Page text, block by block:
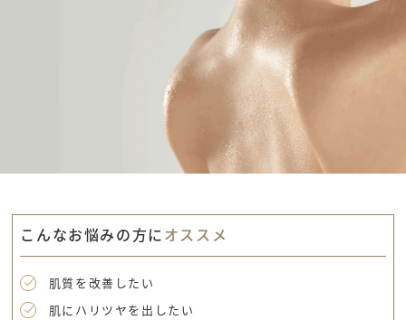
こんなお悩みの方にオススメ
肌質を改善したい
肌にハリツヤを出したい